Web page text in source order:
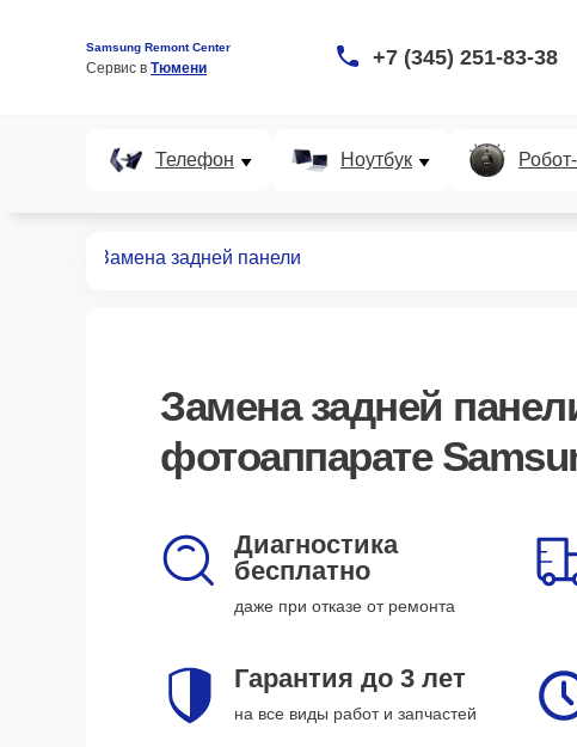
Samsung Remont Center
Сервис в Тюмени +7 (345) 251-83-38
Телефон Ноутбук
Замена задней панели
Замена задней
фотоаппарате
Диагностика
бесплатно
даже при отказе от ремонта
Гарантия до 3 лет
на все виды работ и запчастей